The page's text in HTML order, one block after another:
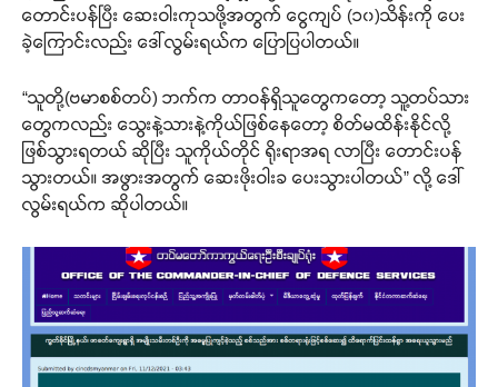
တောင်းပန်ပြီး ဆေးဝါးကုသဖို့အတွက် ငွေကျပ် (၁၀)သိန်းကို ပေး
ခဲ့ကြောင်းလည်း ဒေါ်လွမ်းရယ်က ပြောပြပါတယ်။
“သူတို့(ဗမာစစ်တပ်) ဘက်က တာဝန်ရှိသူတွေကတော့ သူ့တပ်သား
တွေကလည်း သွေးနဲ့သားနဲ့ကိုယ်ဖြစ်နေတော့ စိတ်မထိန်းနိုင်လို့
ဖြစ်သွားရတယ် ဆိုပြီး သူကိုယ်တိုင် ရိုးရာအရ လာပြီး တောင်းပန်
သွားတယ်။ အဖွားအတွက် ဆေးဖိုးဝါးခ ပေးသွားပါတယ်” လို့ ဒေါ်
လွမ်းရယ်က ဆိုပါတယ်။